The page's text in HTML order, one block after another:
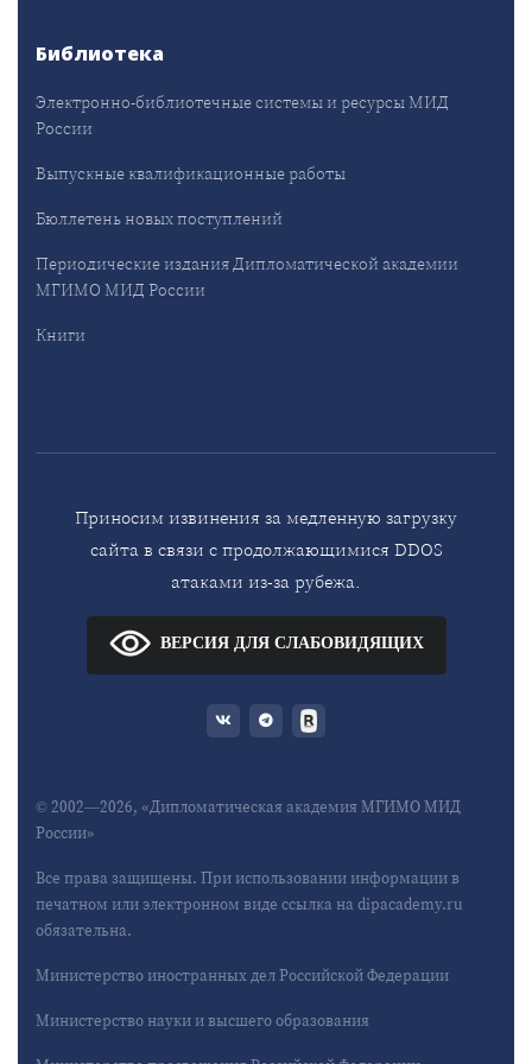
Библиотека
Электронно-библиотечные системы и ресурсы МИД
России
Выпускные квалификационные работы
Бюллетень новых поступлений
Периодические издания Дипломатической академии
МГИМО МИД России
Книги
Приносим извинения за медленную загрузку
сайта в связи с продолжающимися DDOS
атаками из-за рубежа.
ВЕРСИЯ ДЛЯ СЛАБОВИДЯЩИХ
© 2002—2026, «Дипломатическая академия МГИМО МИД
России»
Все права защищены. При использовании информации в
печатном или электронном виде ссылка на dipacademy.ru
обязательна.
Министерство иностранных дел Российской Федерации
Министерство науки и высшего образования